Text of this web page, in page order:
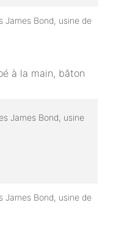
à la main, bâton